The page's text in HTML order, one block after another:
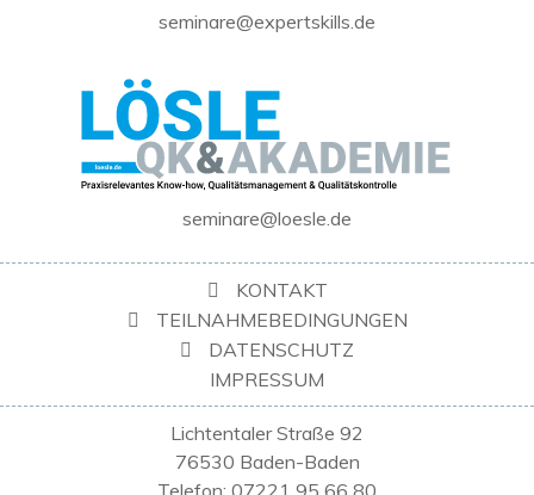
seminare@expertskills.de
seminare@loesle.de
KONTAKT
TEILNAHMEBEDINGUNGEN
DATENSCHUTZ
IMPRESSUM
Lichtentaler Straße 92
76530 Baden-Baden
Telefon: 07221 95 66 80